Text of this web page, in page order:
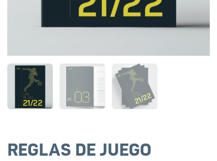
REGLAS DE JUEGO